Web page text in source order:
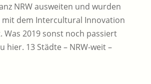
NRW ausweiten und wurden
mit dem Intercultural Innovation
Was 2019 sonst noch passiert
hier. 13 Städte – NRW-weit –